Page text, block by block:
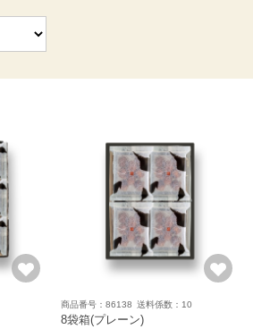
商品番号：86138 送料係数：10
8袋箱(プレーン)